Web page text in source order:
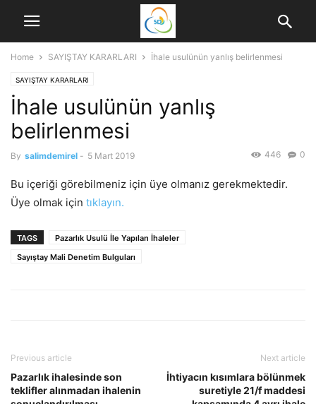
Home SAYIŞTAY KARARLARI İhale usulünün yanlış belirlenmesi
SAYIŞTAY KARARLARI
İhale usulünün yanlış
belirlenmesi
By salimdemirel - 5 Mart 2019 0
446
Bu içeriği görebilmeniz için üye olmanız gerekmektedir.
Üye olmak için tıklayın.
TAGS
Pazarlık Usulü İle Yapılan İhaleler
Sayıştay Mali Denetim Bulguları
Previous article
Pazarlık ihalesinde son
teklifler alınmadan ihalenin
Next article
İhtiyacın kısımlara bölünmek
suretiyle 21/f maddesi